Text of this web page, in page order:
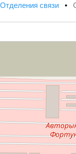
Отделения связи •